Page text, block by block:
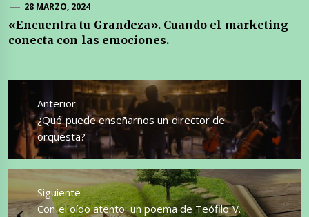
28 MARZO, 2024
«Encuentra tu Grandeza». Cuando el marketing
conecta con las emociones.
Navegación
entradas
Anterior
Entrada
anterior:
¿Qué puede enseñarnos un director de
orquesta?
Siguiente
Entrada
Con el oído atento: un poema de Teófilo V.